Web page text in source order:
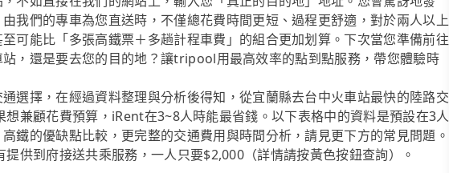
我們的專車為您直送時，不僅總花費時間更短、過程更舒適，對於兩人以上
可能比「多張高鐵票＋多趟計程車費」的組合更加划算。下次當您準備前往
，還是要去您的目的地？讓tripool用最高效率的點到點服務，帶您體驗時
選擇，在經過資料整理與分析後得知，從宜蘭縣去台中火車站最快的陸路交
兼顧花費預算，iRent在3~8人時能最省錢。以下表格中的資料是預設在3人
鐵的優缺點比較，更完整的交通費用與時間分析，請見更下方的常見問題。
供到府接送共乘服務，一人只要$2,000（詳情請按黃色按鈕查詢）。